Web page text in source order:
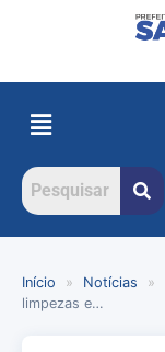
Início » Notícias »
limpezas e…